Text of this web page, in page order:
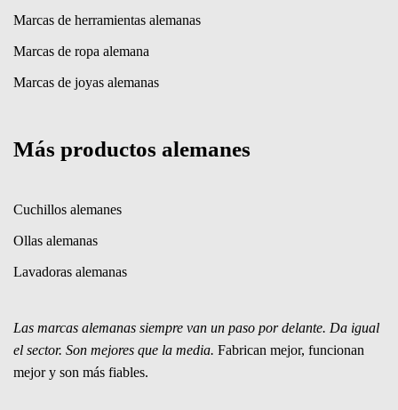
Marcas de herramientas alemanas
Marcas de ropa alemana
Marcas de joyas alemanas
Más productos alemanes
Cuchillos alemanes
Ollas alemanas
Lavadoras alemanas
Las marcas alemanas siempre van un paso por delante. Da igual
el sector. Son mejores que la media. Fabrican mejor, funcionan
mejor y son más fiables.